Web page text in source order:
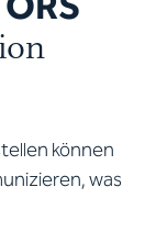
können
was